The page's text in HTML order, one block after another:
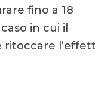
fino a 18
in cui il
ritoccare